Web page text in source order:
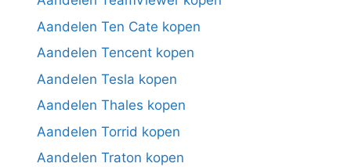
Aandelen Ten Cate kopen
Aandelen Tencent kopen
Aandelen Tesla kopen
Aandelen Thales kopen
Aandelen Torrid kopen
Aandelen Traton kopen